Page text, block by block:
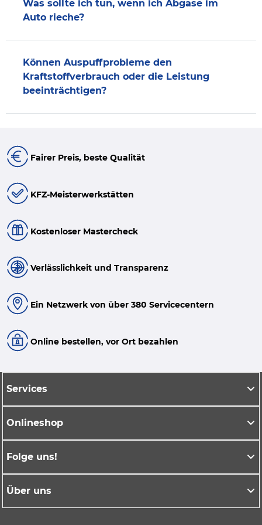
Was sollte ich tun, wenn ich Abgase im
Auto rieche?
Können Auspuffprobleme den
Kraftstoffverbrauch oder die Leistung
beeinträchtigen?
Fairer Preis, beste Qualität
KFZ-Meisterwerkstätten
Kostenloser Mastercheck
Verlässlichkeit und Transparenz
Ein Netzwerk von über 380 Servicecentern
Online bestellen, vor Ort bezahlen
Services
Onlineshop
Folge uns!
Über uns